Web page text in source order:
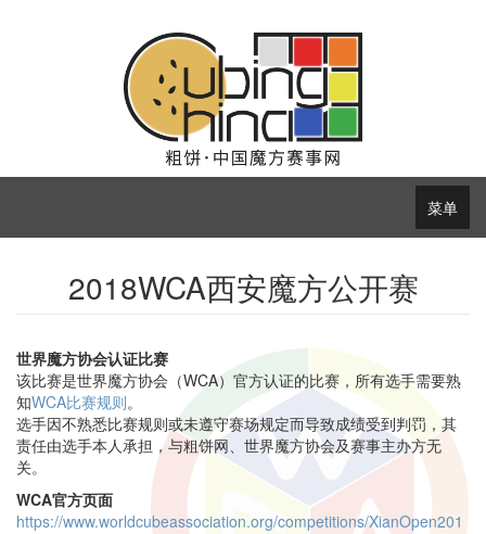
菜单
2018WCA西安魔方公开赛
世界魔方协会认证比赛
该比赛是世界魔方协会（WCA）官方认证的比赛，所有选手需要熟
知WCA比赛规则。
选手因不熟悉比赛规则或未遵守赛场规定而导致成绩受到判罚，其
责任由选手本人承担，与粗饼网、世界魔方协会及赛事主办方无
关。
WCA官方页面
https://www.worldcubeassociation.org/competitions/XianOpen201